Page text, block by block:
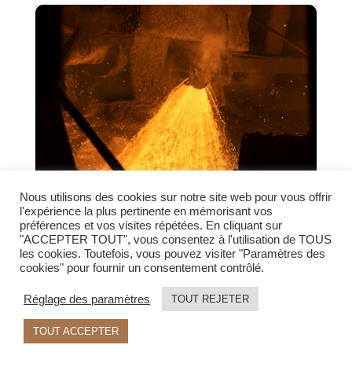
CONFÉRENCE – DE WHEELABRATOR
ALLEVARD À WINOA, – LE 11 MARS 2024
Nous utilisons des cookies sur notre site web pour vous offrir
l'expérience la plus pertinente en mémorisant vos
préférences et vos visites répétées. En cliquant sur
"ACCEPTER TOUT", vous consentez à l'utilisation de TOUS
les cookies. Toutefois, vous pouvez visiter "Paramètres des
cookies" pour fournir un consentement contrôlé.
Réglage des paramètres TOUT REJETER
TOUT ACCEPTER